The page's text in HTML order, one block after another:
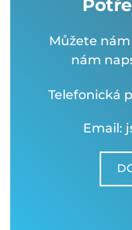
Můžete
nám
Telefonická
Email: